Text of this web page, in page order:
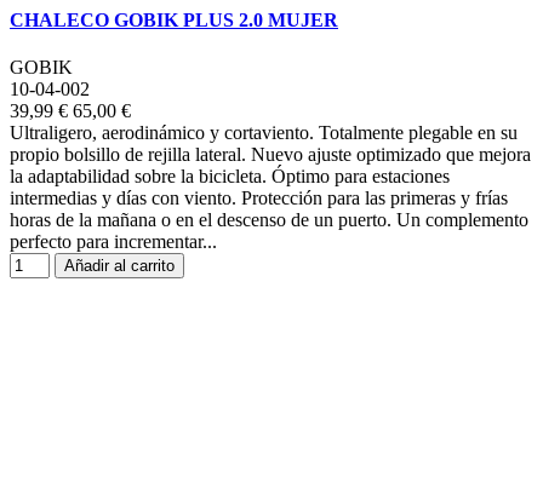
CHALECO GOBIK PLUS 2.0 MUJER
GOBIK
10-04-002
39,99 € 65,00 €
Ultraligero, aerodinámico y cortaviento. Totalmente plegable en su
propio bolsillo de rejilla lateral. Nuevo ajuste optimizado que mejora
la adaptabilidad sobre la bicicleta. Óptimo para estaciones
intermedias y días con viento. Protección para las primeras y frías
horas de la mañana o en el descenso de un puerto. Un complemento
perfecto para incrementar...
Añadir al carrito